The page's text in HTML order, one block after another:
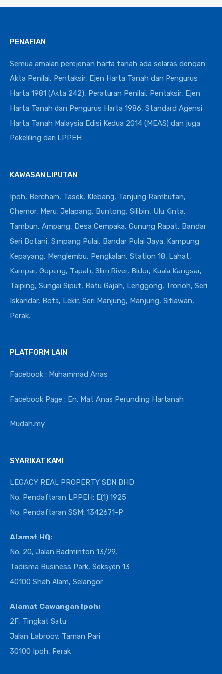
PENAFIAN
Semua amalan perejenan harta tanah ada selaras dengan
Akta Penilai, Pentaksir, Ejen Harta Tanah dan Pengurus
Harta 1981 (Akta 242), Peraturan Penilai, Pentaksir, Ejen
Harta Tanah dan Pengurus Harta 1986, Standard Agensi
Harta Tanah Malaysia Edisi Kedua 2014 (MEAS) dan juga
Pekeliling dari LPPEH
KAWASAN LIPUTAN
Ipoh, Bercham, Tasek, Klebang, Tanjung Rambutan,
Chemor, Meru, Jelapang, Buntong, Silibin, Ulu Kinta,
Tambun, Ampang, Desa Cempaka, Gunung Rapat, Bandar
Seri Botani, Simpang Pulai, Bandar Pulai Jaya, Kampung
Kepayang, Menglembu, Pengkalan, Station 18, Lahat,
Kampar, Gopeng, Tapah, Slim River, Bidor, Kuala Kangsar,
Taiping, Sungai Siput, Batu Gajah, Lenggong, Tronoh, Seri
Iskandar, Bota, Lekir, Seri Manjung, Manjung, Sitiawan,
Perak.
PLATFORM LAIN
Facebook : Muhammad Anas
Facebook Page : En. Mat Anas Perunding Hartanah
Mudah.my
SYARIKAT KAMI
LEGACY REAL PROPERTY SDN BHD
No. Pendaftaran LPPEH: E(1) 1925
No. Pendaftaran SSM: 1342671-P
Alamat HQ:
No. 20, Jalan Badminton 13/29,
Tadisma Business Park, Seksyen 13
40100 Shah Alam, Selangor
Alamat Cawangan Ipoh:
2F, Tingkat Satu
Jalan Labrooy, Taman Pari
30100 Ipoh, Perak